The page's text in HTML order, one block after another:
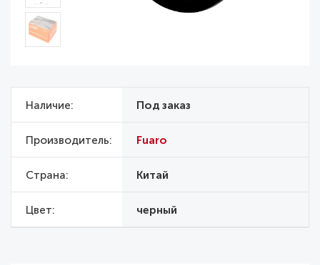
Наличие Под заказ
Производитель Fuaro
Страна Китай
Цвет черный